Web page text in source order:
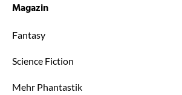
Magazin
Fantasy
Science Fiction
Mehr Phantastik